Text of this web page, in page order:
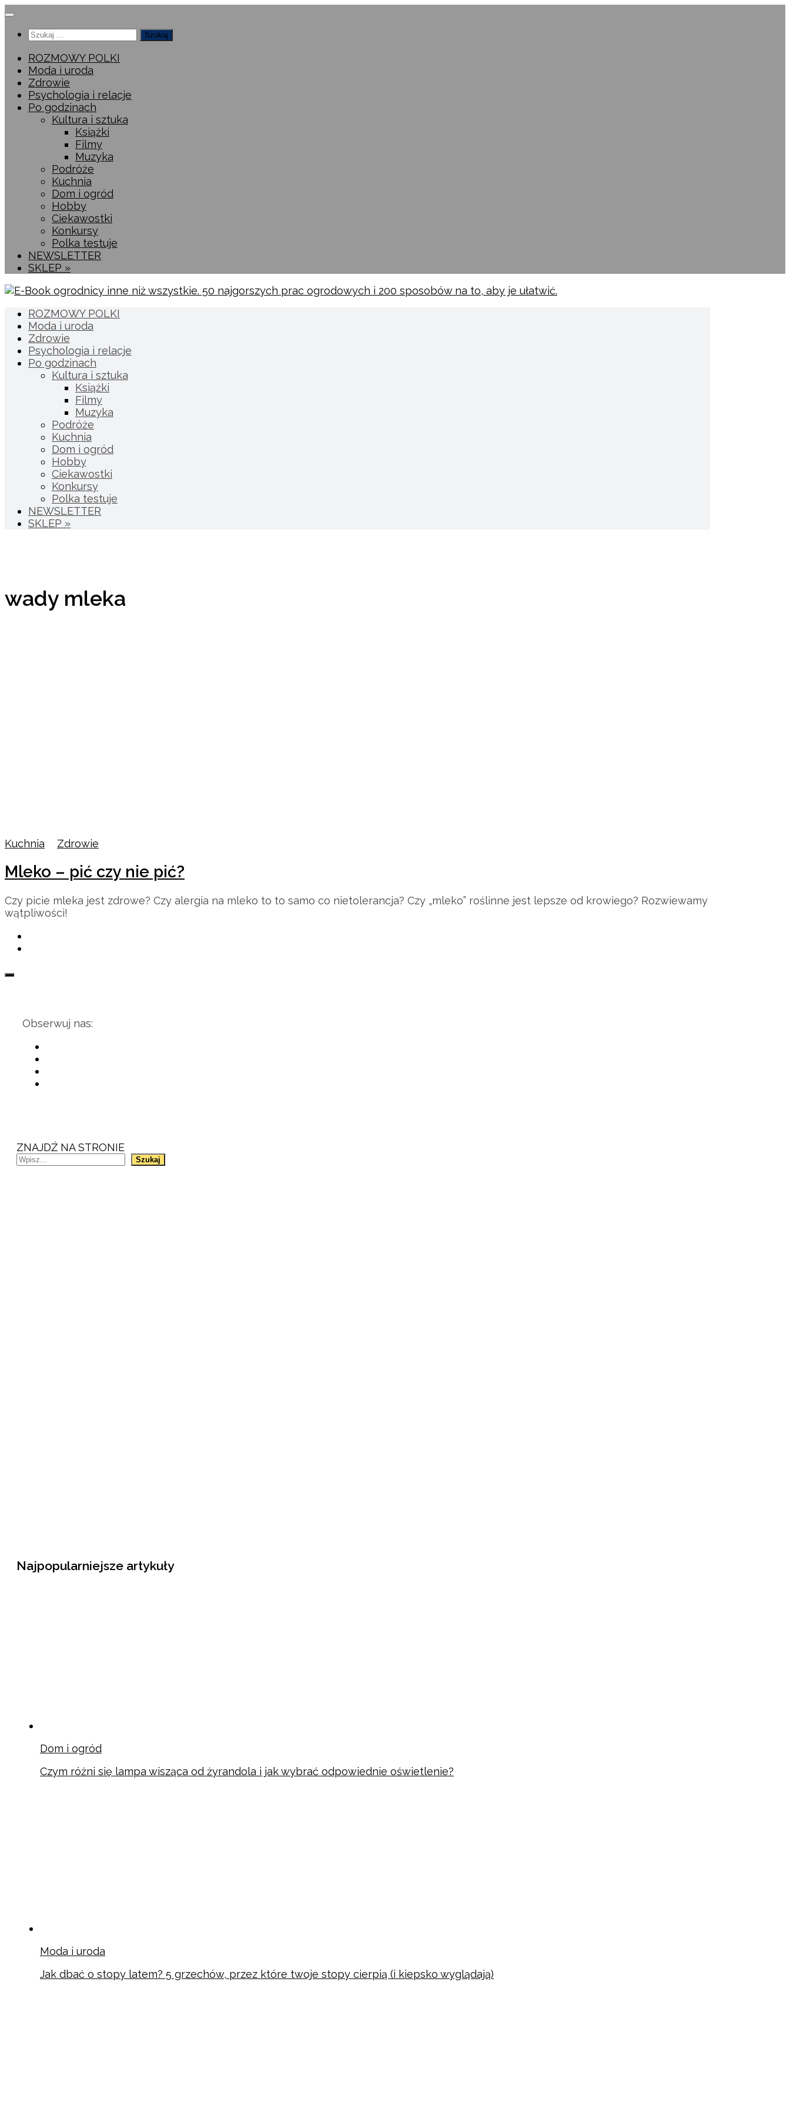
Przeskocz
treściSzukaj:
ROZMOWY POLKI
Moda i uroda
Zdrowie
Psychologia i relacje
Po godzinach
Kultura i sztuka
Książki
Filmy
Muzyka
Podróże
Kuchnia
Dom i ogród
Hobby
Ciekawostki
Konkursy
Polka testuje
NEWSLETTER
SKLEP »
ROZMOWY POLKI
Moda i uroda
Zdrowie
Psychologia i relacje
Po godzinach
Kultura i sztuka
Książki
Filmy
Muzyka
Podróże
Kuchnia
Dom i ogród
Hobby
Ciekawostki
Konkursy
Polka testuje
NEWSLETTER
SKLEP »
wady mleka
Kuchnia Zdrowie
Mleko – pić czy nie pić?
Czy picie mleka jest zdrowe? Czy alergia na mleko to to samo co nietolerancja? Czy „mleko” roślinne jest lepsze od krowiego? Rozwiewamy
wątpliwości!
Obserwuj nas:
ZNAJDŹ NA STRONIE
Szukaj
Najpopularniejsze artykuły
Dom i ogród
Czym różni się lampa wisząca od żyrandola i jak wybrać odpowiednie oświetlenie?
Moda i uroda
Jak dbać o stopy latem? 5 grzechów, przez które twoje stopy cierpią (i kiepsko wyglądają)